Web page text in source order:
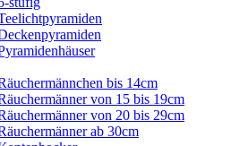
bis 14cm
von 15 bis 19cm
von 20 bis 29cm
ab 30cm